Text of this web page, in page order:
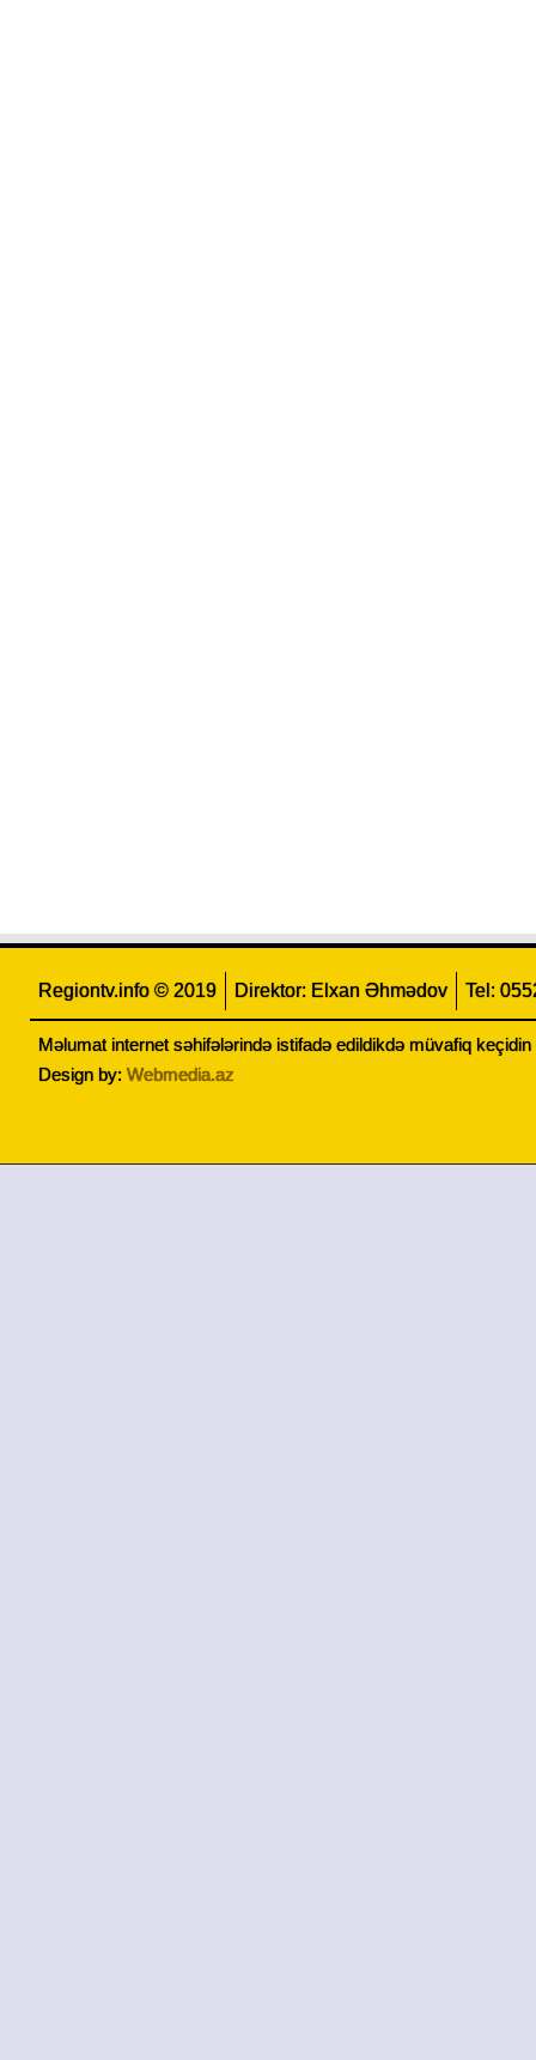
Regiontv.info © 2019 Direktor: Elxan Əhmədov Tel:
Məlumat internet səhifələrində istifadə edildikdə müvafiq keçidin
Design by: Webmedia.az